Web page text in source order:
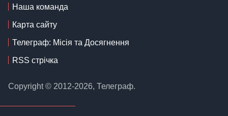
Наша команда
Карта сайту
Телеграф: Місія та Досягнення
RSS стрічка
Copyright © 2012-2026, Телеграф.